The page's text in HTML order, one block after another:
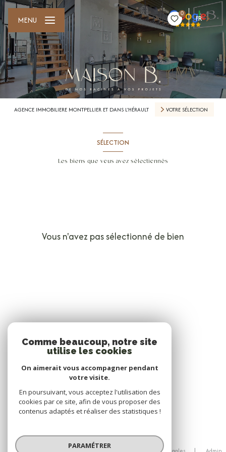
0
FR
MENU
AGENCE IMMOBILIERE MONTPELLIER ET DANS L'HÉRAULT VOTRE SÉLECTION
SÉLECTION
Les biens que vous avez sélectionnés
Vous n'avez pas sélectionné de bien
© 2026 | Tous droits réservés
Nos partenaires Mentions légales Admin
Comme beaucoup, notre site
utilise les cookies
On aimerait vous accompagner pendant
votre visite.
En poursuivant, vous acceptez l'utilisation des
cookies par ce site, afin de vous proposer des
contenus adaptés et réaliser des statistiques !
PARAMÉTRER